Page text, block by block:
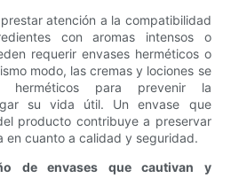
atención a la compatibilidad
con aromas intensos o
requerir envases herméticos o
modo, las cremas y lociones se
herméticos para prevenir la
su vida útil. Un envase que
producto contribuye a preservar
en cuanto a calidad y seguridad.
de envases que cautivan y